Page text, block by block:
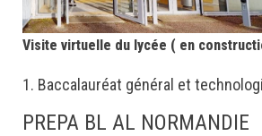
Visite virtuelle du lycée ( en
1. Baccalauréat général et
PREPA BL AL NORMANDIE